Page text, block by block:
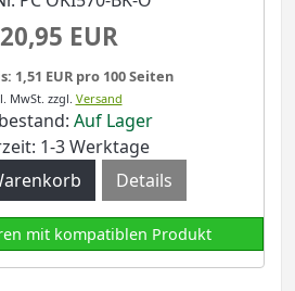
EUR
1,51 EUR pro 100 Seiten
MwSt. zzgl. Versand
Auf Lager
1-3 Werktage
Details
mit kompatiblen Produkt